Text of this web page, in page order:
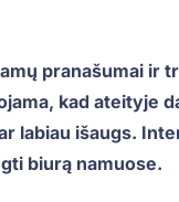
pranašumai ir
kad ateityje
labiau išaugs.
biurą namuose.